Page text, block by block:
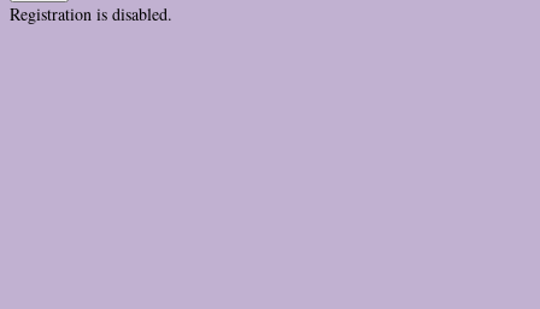
Registration is disabled.